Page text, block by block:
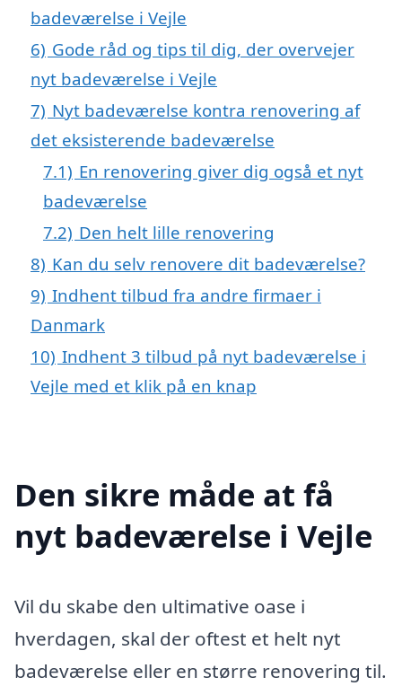
badeværelse i Vejle
6) Gode råd og tips til dig, der overvejer
nyt badeværelse i Vejle
7) Nyt badeværelse kontra renovering af
det eksisterende badeværelse
7.1) En renovering giver dig også et nyt
badeværelse
7.2) Den helt lille renovering
8) Kan du selv renovere dit badeværelse?
9) Indhent tilbud fra andre firmaer i
Danmark
10) Indhent 3 tilbud på nyt badeværelse i
Vejle med et klik på en knap
Den sikre måde at få
nyt badeværelse i Vejle
Vil du skabe den ultimative oase i
hverdagen, skal der oftest et helt nyt
badeværelse eller en større renovering til.